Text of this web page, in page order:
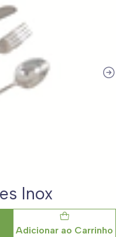
Inox
Adicionar ao Carrinho